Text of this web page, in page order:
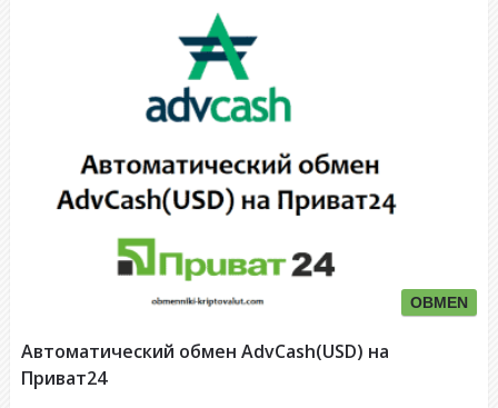
OBMEN
Автоматический обмен AdvCash(USD) на
Приват24